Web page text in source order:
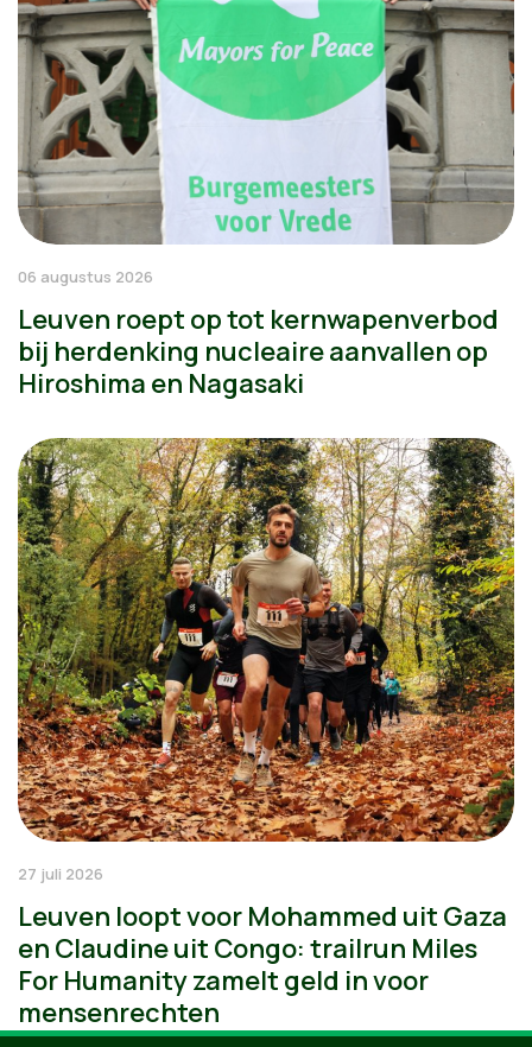
06 augustus 2026
Leuven roept op tot kernwapenverbod
bij herdenking nucleaire aanvallen op
Hiroshima en Nagasaki
27 juli 2026
Leuven loopt voor Mohammed uit Gaza
en Claudine uit Congo: trailrun Miles
For Humanity zamelt geld in voor
mensenrechten